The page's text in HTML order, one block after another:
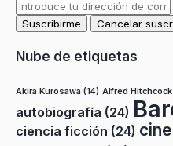
Nube de etiquetas
Akira Kurosawa (14) Alfred Hitchcock
autobiografía (24)
ciencia ficción (24) cine